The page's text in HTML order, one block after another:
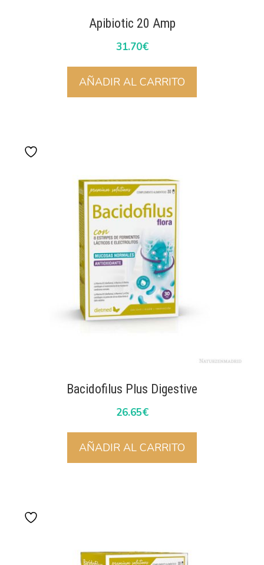
Apibiotic 20 Amp
31.70€
AÑADIR AL CARRITO
Bacidofilus Plus Digestive
26.65€
AÑADIR AL CARRITO